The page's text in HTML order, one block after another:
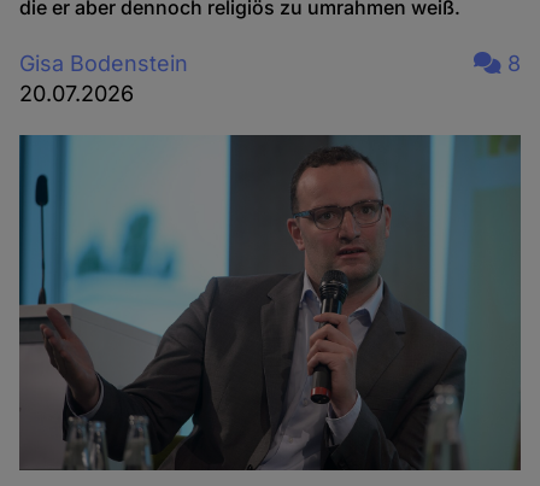
die er aber dennoch religiös zu umrahmen weiß.
Gisa Bodenstein
20.07.2026
8